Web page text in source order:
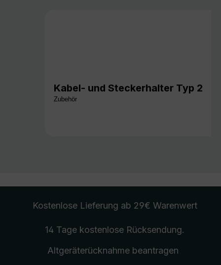
Kabel- und Steckerhalter Typ 2
Zubehör
Kostenlose Lieferung ab 29€ Warenwert
14 Tage kostenlose Rücksendung.
Altgeräterücknahmebeantragen